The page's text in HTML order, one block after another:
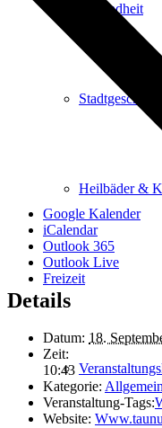
Gesundheit
Stadtgeschichte
Heilbäder &
Freizeit
Google Kalender
iCalendar
Outlook 365
Outlook Live
Details
Datum: 18.
Zeit:
10:43
Kategorie:
Veranstaltung-Tags:
Website: